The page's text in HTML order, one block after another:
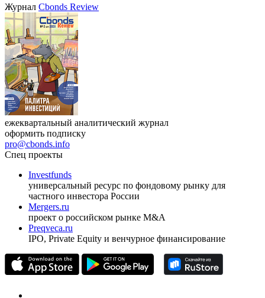
VIII международная конференция «Рынок капитала
Республики Узбекистан»
17.09.2026, Ташкент
ЖурналCbonds Review
ежеквартальный аналитический журнал
оформить подписку
pro@cbonds.info
Спец проекты
Investfunds
универсальный ресурс по фондовому рынку для
частного инвестора России
проект о российском рынке M&A
Preqveca.ru